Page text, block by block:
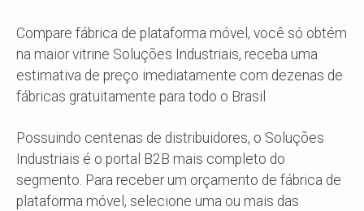
Compare fábrica de plataforma móvel, você só obtém
na maior vitrine Soluções Industriais, receba uma
estimativa de preço imediatamente com dezenas de
fábricas gratuitamente para todo o Brasil
Possuindo centenas de distribuidores, o Soluções
Industriais é o portal B2B mais completo do
segmento. Para receber um orçamento de fábrica de
plataforma móvel, selecione uma ou mais das